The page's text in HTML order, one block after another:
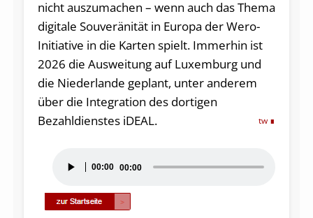
nicht auszumachen – wenn auch das Thema
digitale Souveränität in Europa der Wero-
Initiative in die Karten spielt. Immerhin ist
2026 die Ausweitung auf Luxemburg und
die Niederlande geplant, unter anderem
über die Integration des dortigen
Bezahldienstes iDEAL.
tw
Player
00:00 00:00